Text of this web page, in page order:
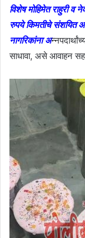
विशेष मोहिमेत राहुरी
रुपये किमतीचे संशयित
नागरिकांना अ
साधावा, असे आवाहन